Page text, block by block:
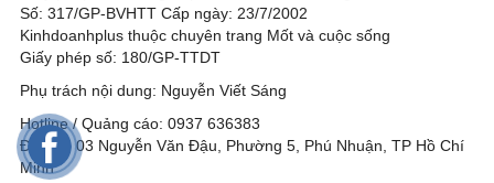
Số: 317/GP-BVHTT Cấp ngày: 23/7/2002
Kinhdoanhplus thuộc chuyên trang Mốt và cuộc sống
Giấy phép số: 180/GP-TTDT
Phụ trách nội dung: Nguyễn Viết Sáng
Hotline / Quảng cáo: 0937 636383
Địa chỉ: 03 Nguyễn Văn Đậu, Phường 5, Phú Nhuận, TP Hồ Chí
Minh